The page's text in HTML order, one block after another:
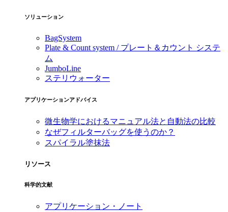
ソリューション
BagSystem
Plate & Count system / プレート＆カウント システ
ム
JumboLine
ステリウォーター
アプリケーションアドバイス
微生物学におけるマニュアル法と自動法の比較
なぜフィルターバッグを使うのか？
スパイラル塗抹法
リソース
科学的文献
アプリケーション・ノート